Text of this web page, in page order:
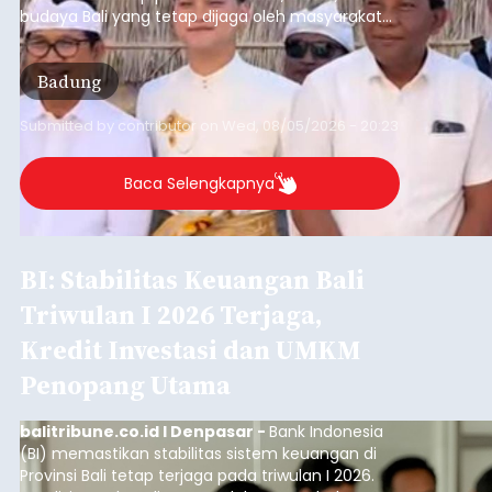
budaya Bali yang tetap dijaga oleh masyarakat
desa adat.
Badung
Submitted by contributor Wed, 08/05/2026 - 20:23
Baca Selengkapnya
BI: Stabilitas Keuangan Bali
Triwulan I 2026 Terjaga,
Kredit Investasi dan UMKM
Penopang Utama
balitribune.co.id I Denpasar - Bank Indonesia
(BI) memastikan stabilitas sistem keuangan di
Provinsi Bali tetap terjaga pada triwulan I 2026.